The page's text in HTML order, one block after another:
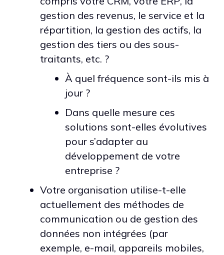
gestion des revenus, le service et la
répartition, la gestion des actifs, la
gestion des tiers ou des sous-
traitants, etc. ?
À quel fréquence sont-ils mis à
jour ?
Dans quelle mesure ces
solutions sont-elles évolutives
pour s’adapter au
développement de votre
entreprise ?
Votre organisation utilise-t-elle
actuellement des méthodes de
communication ou de gestion des
données non intégrées (par
exemple, e-mail, appareils mobiles,